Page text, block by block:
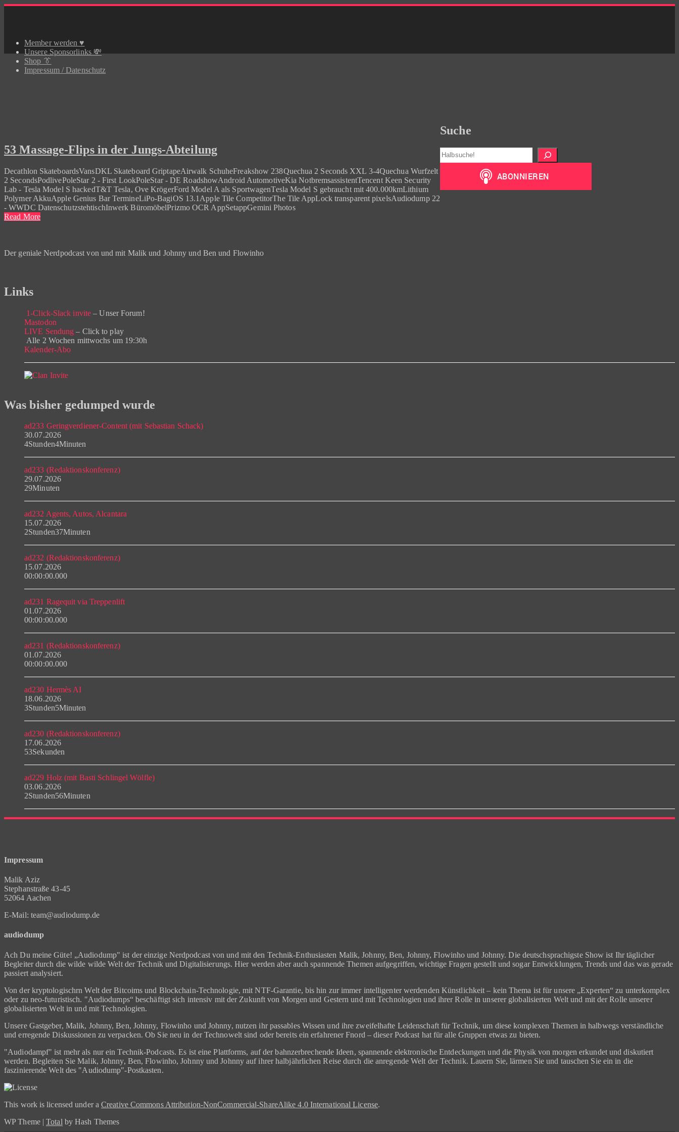
Skip
Member werden ♥️
Unsere Sponsorlinks 💸
Shop 👔
Impressum / Datenschutz
53 Massage-Flips in der Jungs-Abteilung
Decathlon SkateboardsVansDKL Skateboard GriptapeAirwalk SchuheFreakshow 238Quechua 2 Seconds XXL 3-4Quechua Wurfzelt
2 SecondsPodlivePoleStar 2 - First LookPoleStar - DE RoadshowAndroid AutomotiveKia NotbremsassistentTencent Keen Security
Lab - Tesla Model S hackedT&T Tesla, Ove KrögerFord Model A als SportwagenTesla Model S gebraucht mit 400.000kmLithium
Polymer AkkuApple Genius Bar TermineLiPo-BagiOS 13.1Apple Tile CompetitorThe Tile AppLock transparent pixelsAudiodump 22
- WWDC DatenschutzstehtischInwerk BüromöbelPrizmo OCR AppSetappGemini Photos
Read More
Suche
Suchen
Der geniale Nerdpodcast von und mit Malik und Johnny und Ben und Flowinho
Links
1-Click-Slack invite – Unser Forum!
Mastodon
LIVE Sendung – Click to play
Alle 2 Wochen mittwochs um 19:30h
Kalender-Abo
Was bisher gedumped wurde
ad233 Geringverdiener-Content (mit Sebastian Schack)
30.07.2026
4Stunden4Minuten
ad233 (Redaktionskonferenz)
29.07.2026
29Minuten
ad232 Agents, Autos, Alcantara
15.07.2026
2Stunden37Minuten
ad232 (Redaktionskonferenz)
15.07.2026
00:00:00.000
ad231 Ragequit via Treppenlift
01.07.2026
00:00:00.000
ad231 (Redaktionskonferenz)
01.07.2026
00:00:00.000
ad230 Hermès AI
18.06.2026
3Stunden5Minuten
ad230 (Redaktionskonferenz)
17.06.2026
53Sekunden
ad229 Holz (mit Basti Schlingel Wölfle)
03.06.2026
2Stunden56Minuten
Impressum
Malik Aziz
Stephanstraße 43-45
52064 Aachen
E-Mail: team@audiodump.de
audiodump
Ach Du meine Güte! „Audiodump" ist der einzige Nerdpodcast von und mit den Technik-Enthusiasten Malik, Johnny, Ben, Johnny, Flowinho und Johnny. Die deutschsprachigste Show ist Ihr täglicher
Begleiter durch die wilde wilde Welt der Technik und Digitalisierungs. Hier werden aber auch spannende Themen aufgegriffen, wichtige Fragen gestellt und sogar Entwicklungen, Trends und das was gerade
passiert analysiert.
Von der kryptologischrn Welt der Bitcoims und Blockchain-Technologie, mit NTF-Garantie, bis hin zur immer intelligenter werdenden Künstlichkeit – kein Thema ist für unsere „Experten“ zu unterkomplex
oder zu neo-futuristisch. "Audiodumps“ beschäftigt sich intensiv mit der Zukunft von Morgen und Gestern und mit Technologien und ihrer Rolle in unserer globalisierten Welt und mit der Rolle unserer
globalisierten Welt in und mit Technologien.
Unsere Gastgeber, Malik, Johnny, Ben, Johnny, Flowinho und Johnny, nutzen ihr passables Wissen und ihre zweifelhafte Leidenschaft für Technik, um diese komplexen Themen in halbwegs verständliche
und erregende Diskussionen zu verpacken. Ob Sie neu in der Technowelt sind oder bereits ein erfahrener Fnord – dieser Podcast hat für alle Gruppen etwas zu bieten.
"Audiodampf" ist mehr als nur ein Technik-Podcasts. Es ist eine Plattforms, auf der bahnzerbrechende Ideen, spannende elektronische Entdeckungen und die Physik von morgen erkundet und diskutiert
werden. Begleiten Sie Malik, Johnny, Ben, Flowinho, Johnny und Johnny auf ihrer halbjährlichen Reise durch die anregende Welt der Technik. Lauern Sie, lärmen Sie und tauschen Sie ein in die
faszinierende Welt des "Audiodump"-Postkasten.
This work is licensed under aCreative Commons Attribution-NonCommercial-ShareAlike 4.0 International License.
WP Theme |Total by Hash Themes